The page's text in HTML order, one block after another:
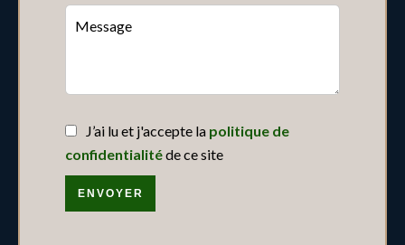
J’ai lu et j'accepte la politique de
confidentialitéde ce site
ENVOYER